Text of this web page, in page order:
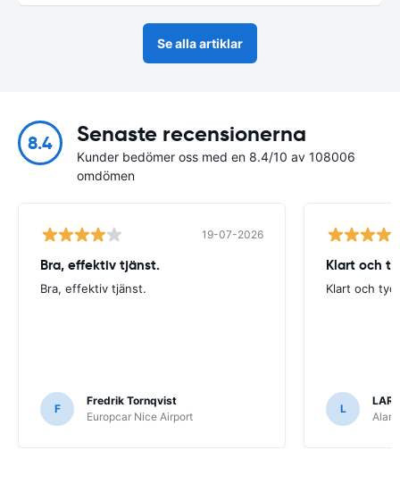
Se alla artiklar
8.4 Senaste recensionerna
Kunder bedömer oss med en 8.4/10 av 108006
omdömen
19-07-2026
Bra, effektiv tjänst.
Bra, effektiv tjänst.
F
Fredrik Tornqvist
Europcar Nice Airport
Klart och
Klart och
L